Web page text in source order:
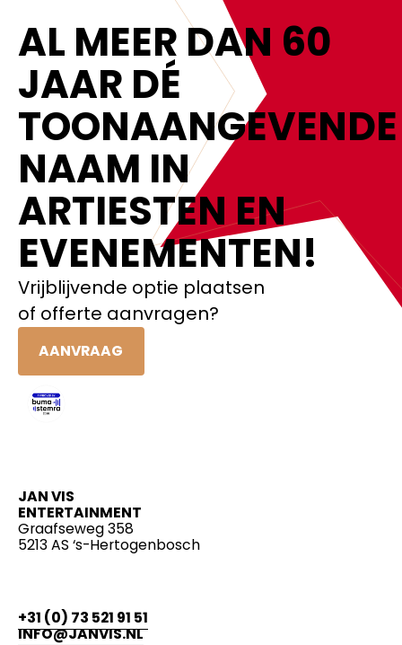
AL MEER DAN 60
JAAR DÉ
TOONAANGEVENDE
NAAM IN
ARTIESTEN EN
EVENEMENTEN!‍
Vrijblijvende optie plaatsen
of offerte aanvragen?
AANVRAAG
JAN VIS
ENTERTAINMENT
Graafseweg 358
5213 AS ‘s-Hertogenbosch
+31 (0) 73 521 91 51
INFO@JANVIS.NL